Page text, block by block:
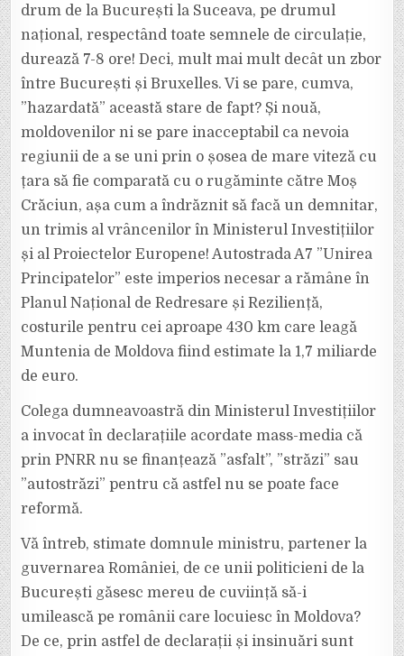
drum de la București la Suceava, pe drumul
național, respectând toate semnele de circulație,
durează 7-8 ore! Deci, mult mai mult decât un zbor
între București și Bruxelles. Vi se pare, cumva,
”hazardată” această stare de fapt? Și nouă,
moldovenilor ni se pare inacceptabil ca nevoia
regiunii de a se uni prin o șosea de mare viteză cu
țara să fie comparată cu o rugăminte către Moș
Crăciun, așa cum a îndrăznit să facă un demnitar,
un trimis al vrâncenilor în Ministerul Investițiilor
și al Proiectelor Europene! Autostrada A7 ”Unirea
Principatelor” este imperios necesar a rămâne în
Planul Național de Redresare și Reziliență,
costurile pentru cei aproape 430 km care leagă
Muntenia de Moldova fiind estimate la 1,7 miliarde
de euro.
Colega dumneavoastră din Ministerul Investițiilor
a invocat în declarațiile acordate mass-media că
prin PNRR nu se finanțează ”asfalt”, ”străzi” sau
”autostrăzi” pentru că astfel nu se poate face
reformă.
Vă întreb, stimate domnule ministru, partener la
guvernarea României, de ce unii politicieni de la
București găsesc mereu de cuviință să-i
umilească pe românii care locuiesc în Moldova?
De ce, prin astfel de declarații și insinuări sunt